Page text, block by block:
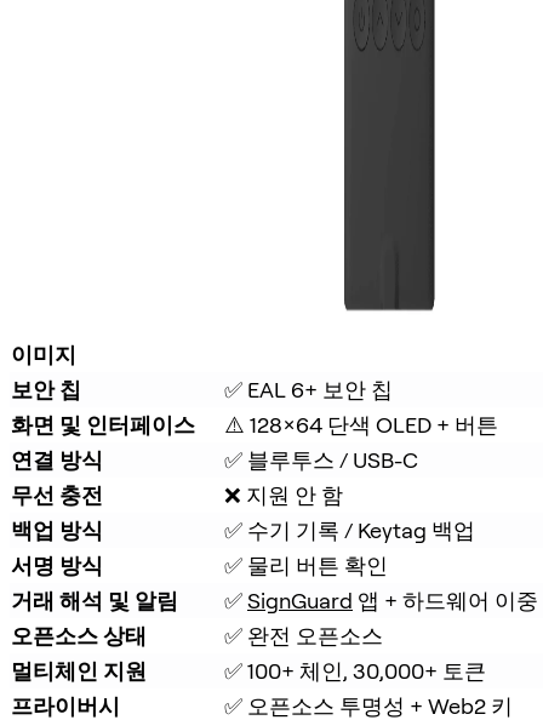
이미지
보안 칩
✅ EAL 6+ 보안 칩
화면 및 인터페이스
⚠️ 128×64 단색 OLED + 버튼
연결 방식
✅ 블루투스 / USB-C
무선 충전
❌ 지원 안 함
백업 방식
✅ 수기 기록 / Keytag 백업
서명 방식
✅ 물리 버튼 확인
거래 해석 및 알림
✅ SignGuard 앱 + 하드웨어 이
오픈소스 상태
✅ 완전 오픈소스
멀티체인 지원
✅ 100+ 체인, 30,000+ 토큰
프라이버시
✅ 오픈소스 투명성 + Web2 키